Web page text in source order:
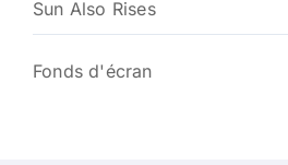
Sun Also Rises
Fonds d'écran